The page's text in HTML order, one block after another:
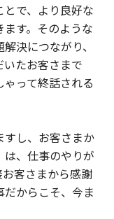
で、より良好な
す。そのような
決につながり、
たお客さまで
って終話される
すし、お客さまか
、仕事のやりが
客さまから感謝
からこそ、今ま